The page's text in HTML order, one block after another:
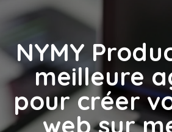
NYMY
meilleure
pour créer
web sur